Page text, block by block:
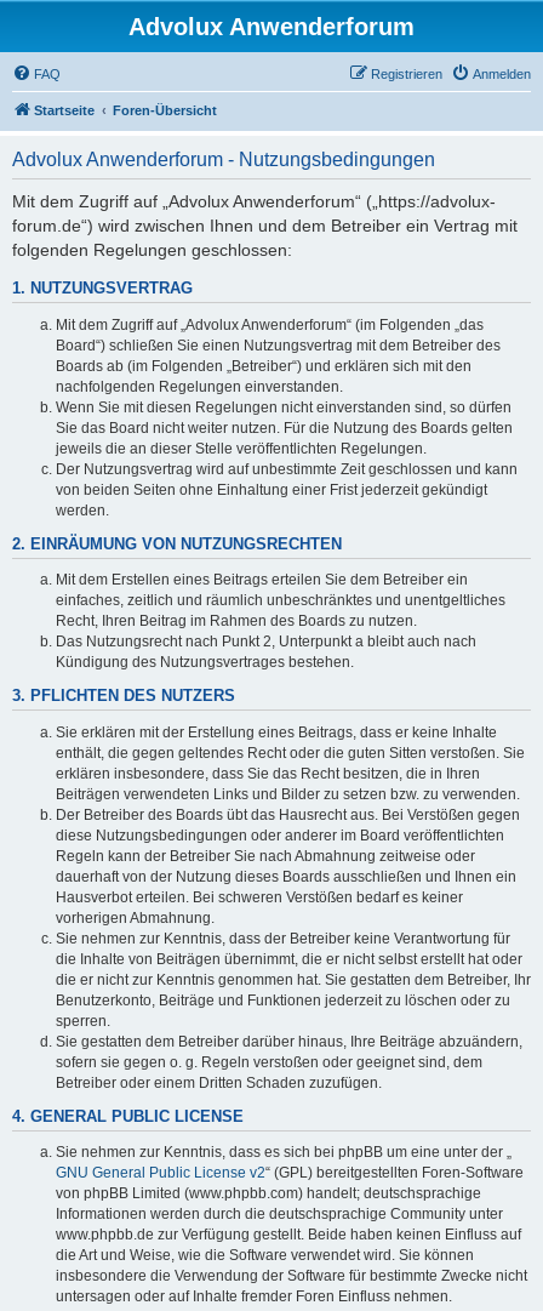
Advolux Anwenderforum
FAQ Anmelden
Registrieren
Startseite Foren-Übersicht
Advolux Anwenderforum - Nutzungsbedingungen
Mit dem Zugriff auf „Advolux Anwenderforum“ („https://advolux-
forum.de“) wird zwischen Ihnen und dem Betreiber ein Vertrag mit
folgenden Regelungen geschlossen:
1. NUTZUNGSVERTRAG
Mit dem Zugriff auf „Advolux Anwenderforum“ (im Folgenden „das
Board“) schließen Sie einen Nutzungsvertrag mit dem Betreiber des
Boards ab (im Folgenden „Betreiber“) und erklären sich mit den
nachfolgenden Regelungen einverstanden.
Wenn Sie mit diesen Regelungen nicht einverstanden sind, so dürfen
Sie das Board nicht weiter nutzen. Für die Nutzung des Boards gelten
jeweils die an dieser Stelle veröffentlichten Regelungen.
Der Nutzungsvertrag wird auf unbestimmte Zeit geschlossen und kann
von beiden Seiten ohne Einhaltung einer Frist jederzeit gekündigt
werden.
2. EINRÄUMUNG VON NUTZUNGSRECHTEN
Mit dem Erstellen eines Beitrags erteilen Sie dem Betreiber ein
einfaches, zeitlich und räumlich unbeschränktes und unentgeltliches
Recht, Ihren Beitrag im Rahmen des Boards zu nutzen.
Das Nutzungsrecht nach Punkt 2, Unterpunkt a bleibt auch nach
Kündigung des Nutzungsvertrages bestehen.
3. PFLICHTEN DES NUTZERS
Sie erklären mit der Erstellung eines Beitrags, dass er keine Inhalte
enthält, die gegen geltendes Recht oder die guten Sitten verstoßen. Sie
erklären insbesondere, dass Sie das Recht besitzen, die in Ihren
Beiträgen verwendeten Links und Bilder zu setzen bzw. zu verwenden.
Der Betreiber des Boards übt das Hausrecht aus. Bei Verstößen gegen
diese Nutzungsbedingungen oder anderer im Board veröffentlichten
Regeln kann der Betreiber Sie nach Abmahnung zeitweise oder
dauerhaft von der Nutzung dieses Boards ausschließen und Ihnen ein
Hausverbot erteilen. Bei schweren Verstößen bedarf es keiner
vorherigen Abmahnung.
Sie nehmen zur Kenntnis, dass der Betreiber keine Verantwortung für
die Inhalte von Beiträgen übernimmt, die er nicht selbst erstellt hat oder
die er nicht zur Kenntnis genommen hat. Sie gestatten dem Betreiber, Ihr
Benutzerkonto, Beiträge und Funktionen jederzeit zu löschen oder zu
sperren.
Sie gestatten dem Betreiber darüber hinaus, Ihre Beiträge abzuändern,
sofern sie gegen o. g. Regeln verstoßen oder geeignet sind, dem
Betreiber oder einem Dritten Schaden zuzufügen.
4. GENERAL PUBLIC LICENSE
Sie nehmen zur Kenntnis, dass es sich bei phpBB um eine unter der „
GNU General Public License v2“ (GPL) bereitgestellten Foren-Software
von phpBB Limited (www.phpbb.com) handelt; deutschsprachige
Informationen werden durch die deutschsprachige Community unter
www.phpbb.de zur Verfügung gestellt. Beide haben keinen Einfluss auf
die Art und Weise, wie die Software verwendet wird. Sie können
insbesondere die Verwendung der Software für bestimmte Zwecke nicht
untersagen oder auf Inhalte fremder Foren Einfluss nehmen.